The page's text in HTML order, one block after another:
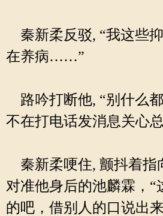
秦新柔反驳, “我这些
在养病……”
路吟打断他, “别什么
不在打电话发消息关心
秦新柔哽住, 颤抖着指
对准他身后的池麟霖，“
的吧，借别人的口说出